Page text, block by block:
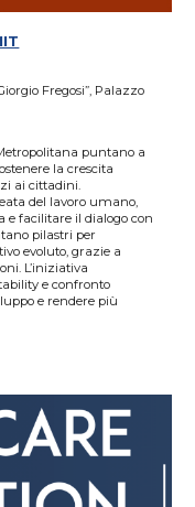
Fregosi”, Palazzo
puntano a
la crescita
ai cittadini.
del lavoro umano,
e facilitare il dialogo con
pilastri per
evoluto, grazie a
L’iniziativa
e confronto
e rendere più